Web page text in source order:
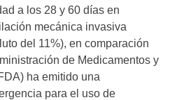
a los 28 y 60 días en
mecánica invasiva
del 11%), en comparación
de Medicamentos y
ha emitido una
para el uso de